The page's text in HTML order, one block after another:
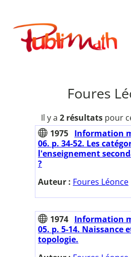
contenu
Publimath
Foures
Il y a 2 résultats pour
1975 Information
06. p. 34-52. Les
l'enseignement
?
Auteur : Foures Léonce
1974 Information
05. p. 5-14. Naissance
topologie.